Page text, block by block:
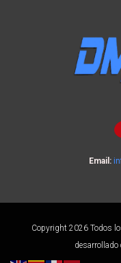
Email:
Copyright 2026 Todos
desarrollado